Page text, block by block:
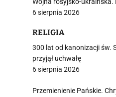
6 sierpnia 2026
RELIGIA
300 lat od kanonizacji św.
przyjął uchwałę
6 sierpnia 2026
Przemienienie Pańskie.